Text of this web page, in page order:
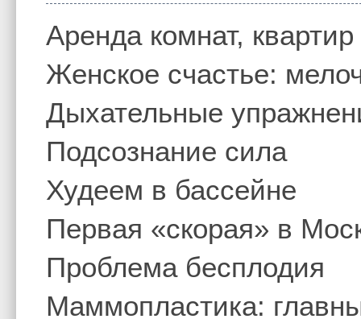
Аренда комнат,
Женское счастье:
Дыхательные
Подсознание сила
Худеем в бассейне
Первая «скорая» в
Проблема бесплодия
Маммопластика: